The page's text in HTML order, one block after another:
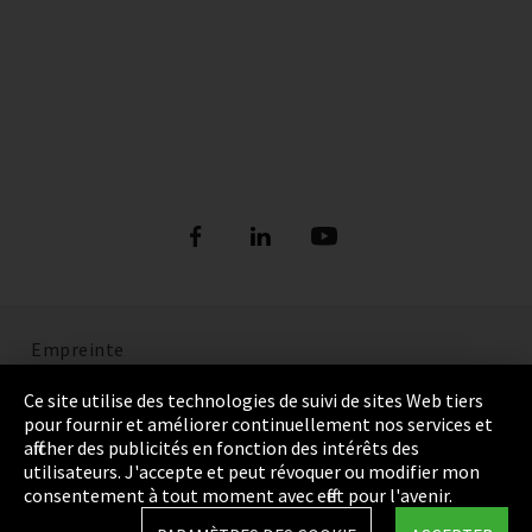
Empreinte
Politique de confidentialité
Cookie Settings
Termes et Conditions
Ce site utilise des technologies de suivi de sites Web tiers
pour fournir et améliorer continuellement nos services et
afficher des publicités en fonction des intérêts des
utilisateurs. J'accepte et peut révoquer ou modifier mon
consentement à tout moment avec effet pour l'avenir.